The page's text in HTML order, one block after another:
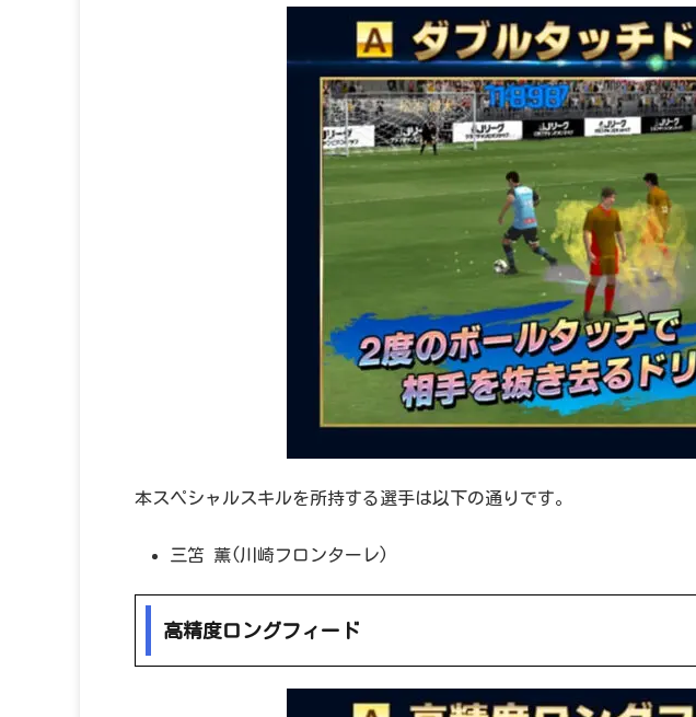
本スペシャルスキルを所持する選手は以下の通りです。
三笘 薫(川崎フロンターレ)
高精度ロングフィード